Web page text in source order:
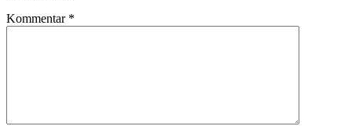
Kommentar *